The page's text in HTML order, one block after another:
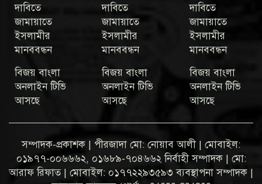
দাবিতে
জামায়াতে
ইসলামীর
মানববন্ধন
বিজয় বাংলা
অনলাইন টিভি
আসছে
দাবিতে
জামায়াতে
ইসলামীর
মানববন্ধন
বিজয় বাংলা
অনলাইন টিভি
আসছে
দাবিতে
জামায়াতে
ইসলামীর
মানববন্ধন
বিজয় বাংলা
অনলাইন টিভি
আসছে
সম্পাদক-প্রকাশক | পীরজাদা মো: নোয়াব আলী | মোবাইল:
০১৯৭৭-০০৬৬৬২, ০১৬৮৯-৭০৪৬৬২ নির্বাহী সম্পাদক | মো:
আরাফ রিফাত | মোবাইল: ০১৭৭২২৯৩৫৯৩ ব্যবস্থাপনা সম্পাদক |